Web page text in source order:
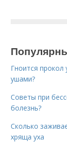
Гноится прокол
ушами?
Советы при
болезнь?
Сколько
хряща уха